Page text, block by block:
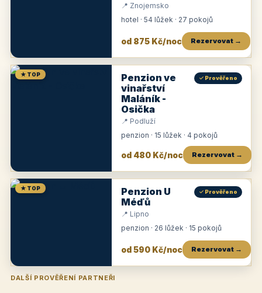
📍 Znojemsko
hotel · 54 lůžek · 27 pokojů
od 875 Kč/noc Rezervovat →
★ TOP
Penzion ve
vinařství
Maláník -
Osička
✓ Prověřeno
📍 Podluží
penzion · 15 lůžek · 4 pokojů
od 480 Kč/noc Rezervovat →
★ TOP
Penzion U
Méďů
✓ Prověřeno
📍 Lipno
penzion · 26 lůžek · 15 pokojů
od 590 Kč/noc Rezervovat →
DALŠÍ PROVĚŘENÍ PARTNEŘI
Penzion U Zámku Pension Faber